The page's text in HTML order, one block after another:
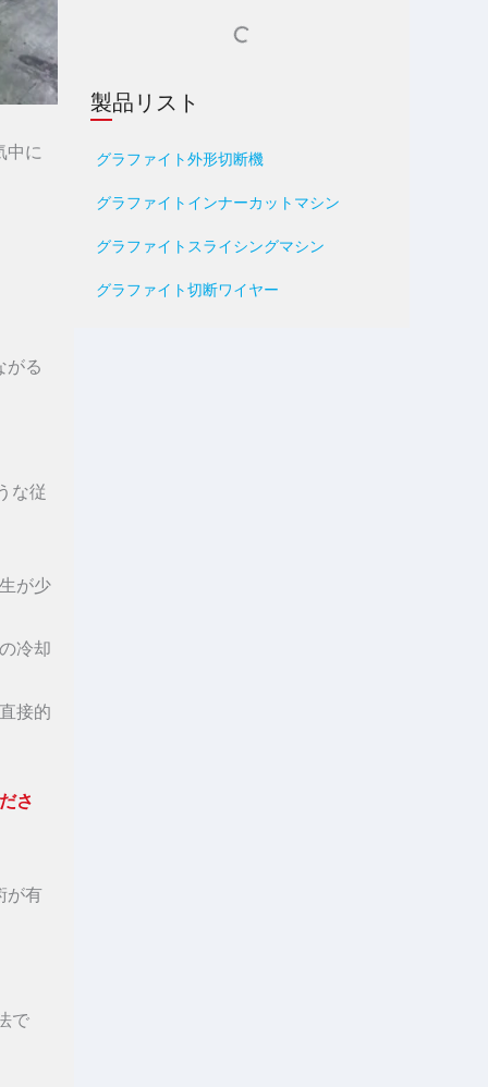
中に
がる
な従
が少
冷却
接的
さ
が有
で
製品リスト
グラファイト外形切断機
グラファイトインナーカットマシン
グラファイトスライシングマシン
グラファイト切断ワイヤー